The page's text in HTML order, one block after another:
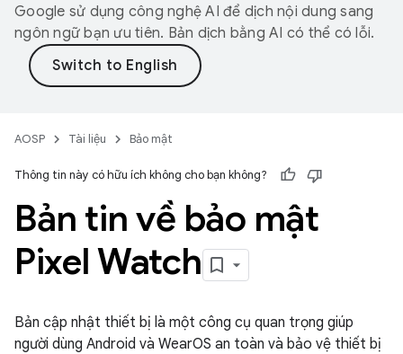
Google sử dụng công nghệ AI để dịch nội dung sang
ngôn ngữ bạn ưu tiên. Bản dịch bằng AI có thể có lỗi.
AOSP Tài liệu Bảo mật
Thông tin này có hữu ích không cho bạn không?
Bản tin về bảo mật
Pixel Watch
Bản cập nhật thiết bị là một công cụ quan trọng giúp
người dùng Android và WearOS an toàn và bảo vệ thiết bị